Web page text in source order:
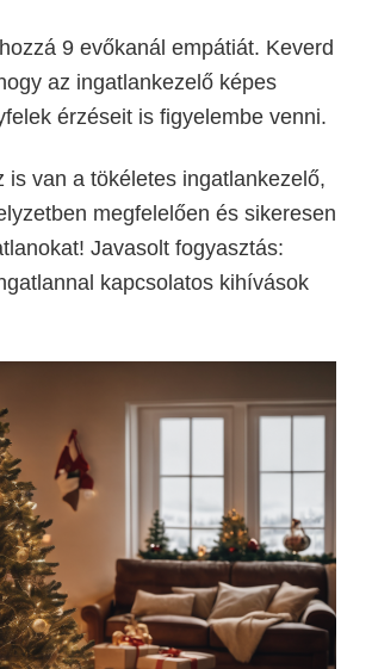
9 evőkanál empátiát. Keverd
az ingatlankezelő képes
érzéseit is figyelembe venni.
is van a tökéletes ingatlankezelő,
megfelelően és sikeresen
Javasolt fogyasztás:
kapcsolatos kihívások